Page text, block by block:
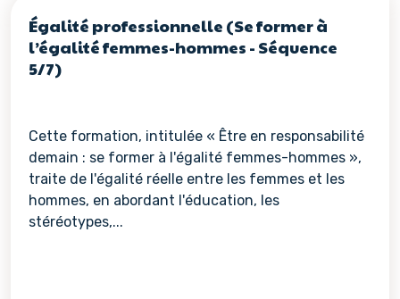
Égalité professionnelle (Se former à
l’égalité femmes-hommes - Séquence
5/7)
Cette formation, intitulée « Être en responsabilité
demain : se former à l'égalité femmes-hommes »,
traite de l'égalité réelle entre les femmes et les
hommes, en abordant l'éducation, les
stéréotypes,...